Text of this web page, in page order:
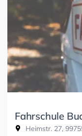
Fahrschule
Heimstr. 27,